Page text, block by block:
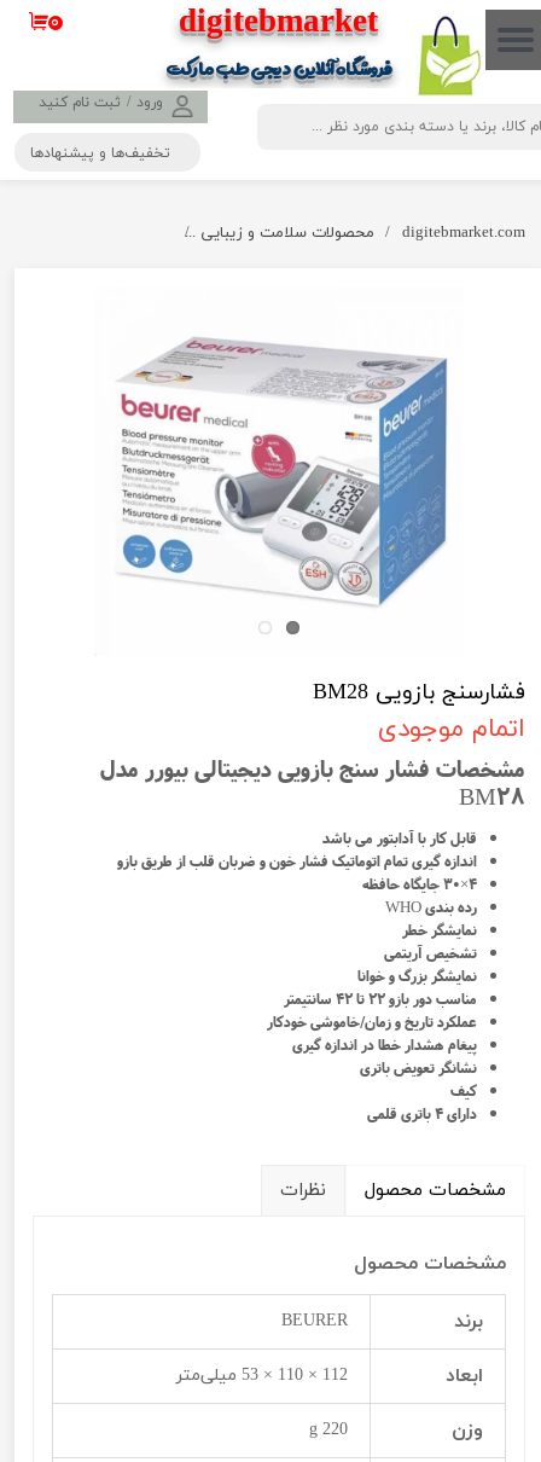
​​​​​​​​digitebmarket
فروشگاه آنلاین دیجی طب مارکت
ورود / ثبت نام کنید
حساب کاربری من
تغییر گذر واژه
۰
تخفیف‌ها و پیشنهادها
digitebmarket.com محصولات سلامت و زیبایی
فشارسنج بازویی BM28
اتمام موجودی
مشخصات فشار سنج بازویی دیجیتالی بیورر مدل
BM28
قابل کار با آدابتور می باشد
اندازه گیری تمام اتوماتیک فشار خون و ضربان قلب از طریق بازو
4×3۰ جایگاه حافظه
رده بندی WHO
نمایشگر خطر
تشخیص آریتمی
نمایشگر بزرگ و خوانا
مناسب دور بازو 22 تا 42 سانتیمتر
عملکرد تاریخ و زمان/خاموشی خودکار
پیغام هشدار خطا در اندازه گیری
نشانگر تعویض باتری
کیف
دارای 4 باتری قلمی
مشخصات محصول نظرات
مشخصات محصول
برند BEURER
ابعاد 112 × 110 × 53 میلی‌متر
وزن 220 g